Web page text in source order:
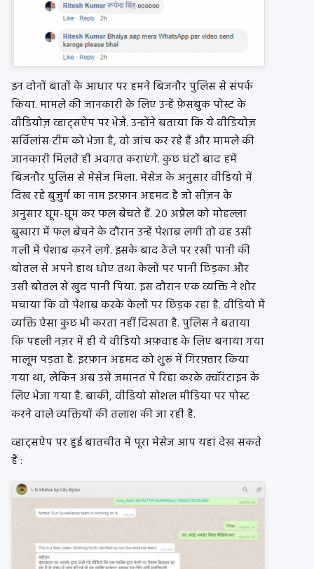
इन दोनों बातों के आधार पर हमने बिजनौर पुलिस से संपर्क
किया. मामले की जानकारी के लिए उन्हें फ़ेसबुक पोस्ट के
वीडियोज़ व्हाट्सऐप पर भेजे. उन्होंने बताया कि ये वीडियोज़
सर्विलांस टीम को भेजा है, वो जांच कर रहे हैं और मामले की
जानकारी मिलते ही अवगत कराएंगे. कुछ घंटों बाद हमें
बिजनौर पुलिस से मेसेज मिला. मेसेज के अनुसार वीडियो में
दिख रहे बुज़ुर्ग का नाम इरफ़ान अहमद है जो सीज़न के
अनुसार घूम-घूम कर फल बेचते हैं. 20 अप्रैल को मोहल्ला
बुखारा में फल बेचने के दौरान उन्हें पेशाब लगी तो वह उसी
गली में पेशाब करने लगे. इसके बाद ठेले पर रखी पानी की
बोतल से अपने हाथ धोए तथा केलों पर पानी छिड़का और
उसी बोतल से खुद पानी पिया. इस दौरान एक व्यक्ति ने शोर
मचाया कि वो पेशाब करके केलों पर छिड़क रहा है. वीडियो में
व्यक्ति ऐसा कुछ भी करता नहीं दिखता है. पुलिस ने बताया
कि पहली नज़र में ही ये वीडियो अफ़वाह के लिए बनाया गया
मालूम पड़ता है. इरफ़ान अहमद को शुरू में गिरफ़्तार किया
गया था, लेकिन अब उसे जमानत पे रिहा करके क्वॉरंटाइन के
लिए भेजा गया है. बाकी, वीडियो सोशल मीडिया पर पोस्ट
करने वाले व्यक्तियों की तलाश की जा रही है.
व्हाट्सऐप पर हुई बातचीत में पूरा मेसेज आप यहां देख सकते
हैं :